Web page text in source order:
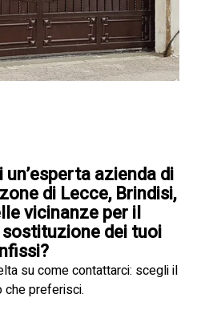
azienda di
di Lecce, Brindisi,
vicinanze per il
dei tuoi
su come contattarci: scegli il
che preferisci.